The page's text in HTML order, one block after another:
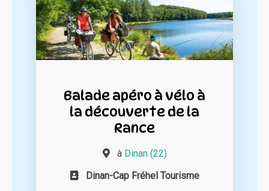
Balade apéro à vélo à
la découverte de la
Rance
à Dinan (22)
Dinan-Cap Fréhel Tourisme